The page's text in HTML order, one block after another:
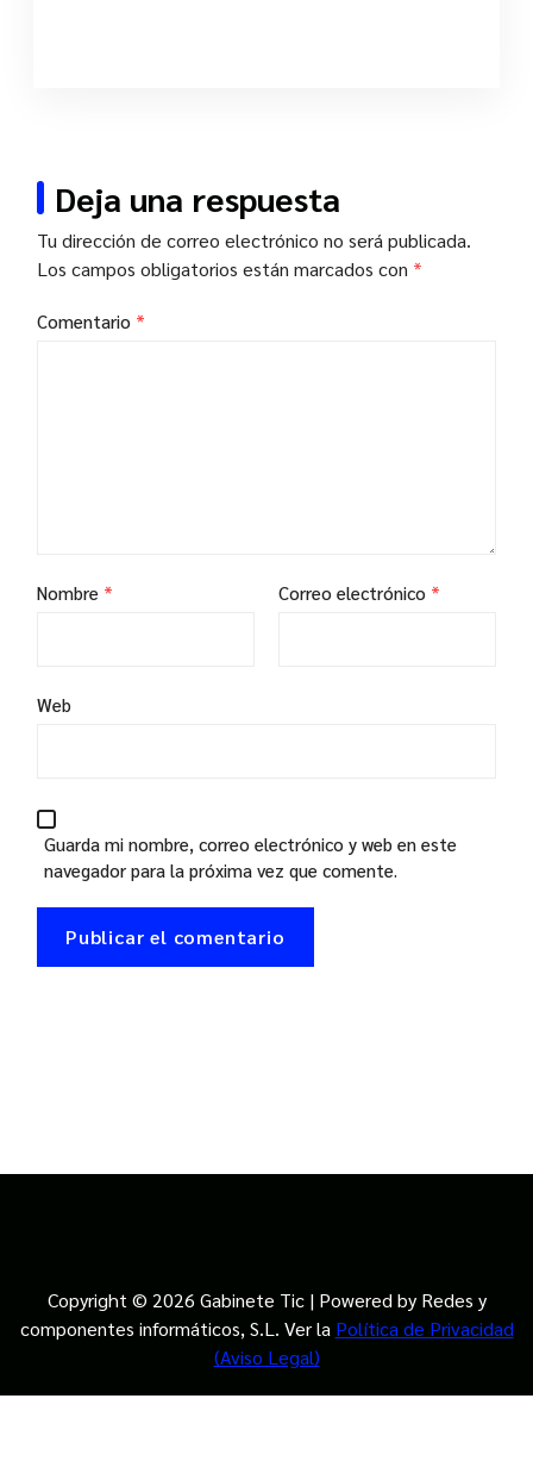
Deja una respuesta
Tu dirección de correo electrónico no será publicada.
Los campos obligatorios están marcados con *
Comentario *
Nombre * Correo electrónico *
Web
Guarda mi nombre, correo electrónico y web en este
navegador para la próxima vez que comente.
Copyright © 2026 Gabinete Tic | Powered by Redes y
componentes informáticos, S.L. Ver la Política de Privacidad
(Aviso Legal)